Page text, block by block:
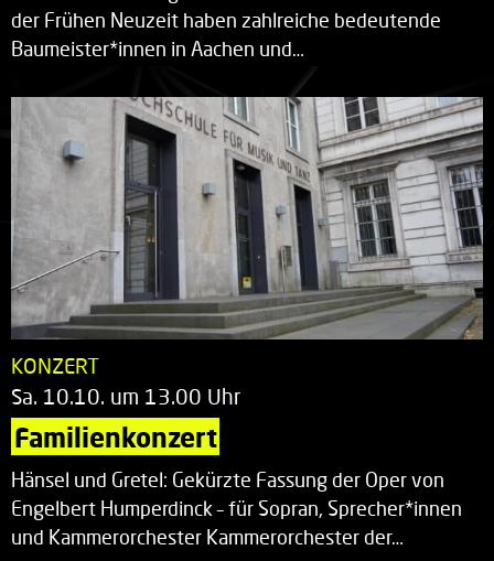
der Frühen Neuzeit haben zahlreiche bedeutende
Baumeister*innen in Aachen und…
KONZERT
Sa. 10.10. um 13.00 Uhr
Familienkonzert
Hänsel und Gretel: Gekürzte Fassung der Oper von
Engelbert Humperdinck – für Sopran, Sprecher*innen
und Kammerorchester Kammerorchester der…